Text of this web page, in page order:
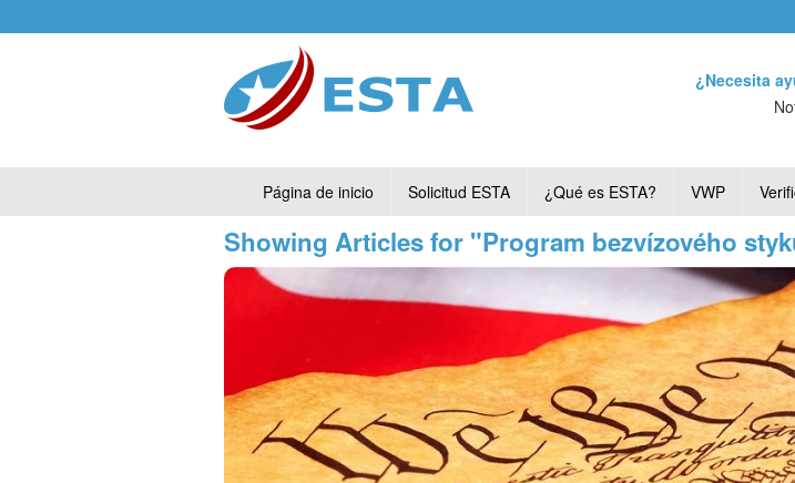
¿Necesita
Página de inicio Solicitud ESTA ¿Qué es ESTA? VWP
Showing Articles for "Program bezvízového